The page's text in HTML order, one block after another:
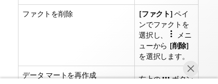
ファクトを削除 [ファクト] ペイ
ンでファクトを
選択し、
メニ
ューから [削除]
を選択します。
データ マートを再作成 右上の
ボタン